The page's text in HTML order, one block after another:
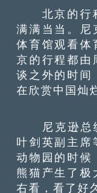
北京的行程
满满当当。尼
体育馆观看体
京的行程都由
谈之外的时间
在欣赏中国灿
尼克逊总统
叶剑英副主席
动物园的时候
熊猫产生了极
右看，看了好